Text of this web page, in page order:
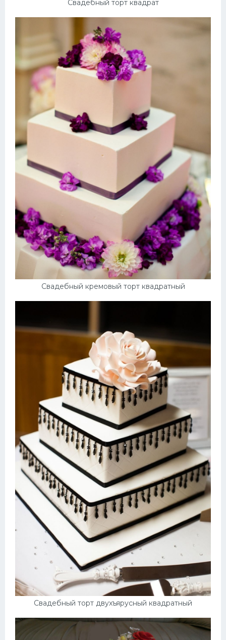
Свадебный торт квадрат
Свадебный кремовый торт квадратный
Свадебный торт двухъярусный квадратный